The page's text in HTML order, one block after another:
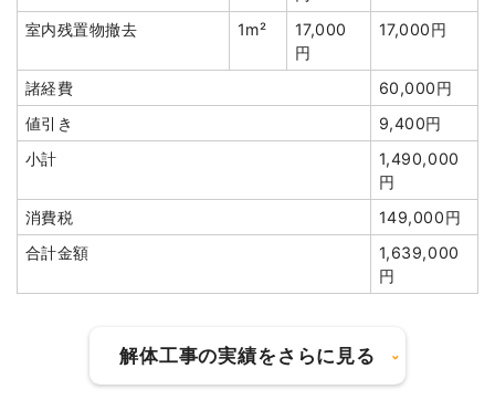
駐車場撤去
1式
80,000円
アスベスト撤去
60,000円
物置撤去
円
200,000円
150,000円
値引き
37,950円
小計
5,996,550
円
円
室内残置物撤去 1m²
17,000
円
17,000円
諸経費
60,000円
値引き
9,400円
小計
1,490,000
円
消費税
149,000円
合計金額
1,639,000
円
解体工事の実績をさらに見る